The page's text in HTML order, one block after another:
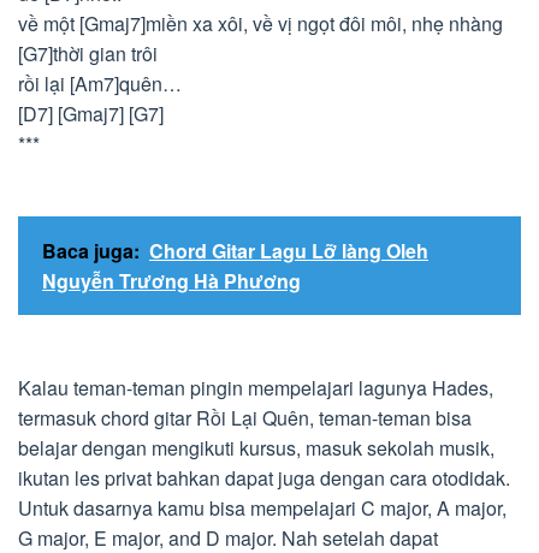
về một [Gmaj7]miền xa xôi, về vị ngọt đôi môi, nhẹ nhàng
[G7]thời gian trôi
rồi lại [Am7]quên…
[D7] [Gmaj7] [G7]
***
Baca juga: Chord Gitar Lagu Lỡ làng Oleh
Nguyễn Trương Hà Phương
Kalau teman-teman pingin mempelajari lagunya Hades,
termasuk chord gitar Rồi Lại Quên, teman-teman bisa
belajar dengan mengikuti kursus, masuk sekolah musik,
ikutan les privat bahkan dapat juga dengan cara otodidak.
Untuk dasarnya kamu bisa mempelajari C major, A major,
G major, E major, and D major. Nah setelah dapat